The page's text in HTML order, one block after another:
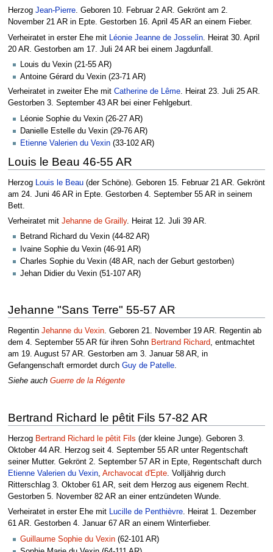
Herzog Jean-Pierre. Geboren 10. Februar 2 AR. Gekrönt am 2.
November 21 AR in Epte. Gestorben 16. April 45 AR an einem Fieber.
Verheiratet in erster Ehe mit
Léonie Jeanne de Josselin. Heirat 30. April
20 AR. Gestorben am 17. Juli 24 AR bei einem Jagdunfall.
Louis du Vexin (21-55 AR)
Antoine Gérard du Vexin (23-71 AR)
Verheiratet in zweiter Ehe mit Catherine de Lême. Heirat 23. Juli 25 AR.
Gestorben 3. September 43 AR bei einer Fehlgeburt.
Léonie Sophie du Vexin (26-27 AR)
Danielle Estelle du Vexin (29-76 AR)
Etienne Valerien du Vexin (33-102 AR)
Louis le Beau 46-55 AR
Herzog Louis le Beau(der Schöne). Geboren 15. Februar 21 AR. Gekrönt
am 24. Juni 46 AR in Epte. Gestorben 4. September 55 AR in seinem
Bett.
Verheiratet mit Jehanne de Grailly. Heirat 12. Juli 39 AR.
Betrand Richard du Vexin (44-82 AR)
Ivaine Sophie du Vexin (46-91 AR)
Charles Sophie du Vexin (48 AR, nach der Geburt gestorben)
Jehan Didier du Vexin (51-107 AR)
Jehanne "Sans Terre" 55-57 AR
Regentin Jehanne du Vexin. Geboren 21. November 19 AR. Regentin ab
dem 4. September 55 AR für ihren Sohn Bertrand Richard , entmachtet
am 19. August 57 AR. Gestorben am 3. Januar 58 AR, in
Gefangenschaft ermordet durch Guy de Patelle.
Siehe auch Guerre de la Régente
Bertrand Richard le pêtit Fils 57-82 AR
Herzog Bertrand Richard le pêtit Fils (der kleine Junge). Geboren 3.
Oktober 44 AR. Herzog seit 4. September 55 AR unter Regentschaft
seiner Mutter. Gekrönt 2. September 57 AR in Epte, Regentschaft durch
Etienne Valerien du Vexin, Archavocat d'Epte. Volljährig durch
Ritterschlag 3. Oktober 61 AR, seit dem Herzog aus eigenem Recht.
Gestorben 5. November 82 AR an einer entzündeten Wunde.
Verheiratet in erster Ehe mit Lucille de Penthièvre. Heirat 1. Dezember
61 AR. Gestorben 4. Januar 67 AR an einem Winterfieber.
Guillaume Sophie du Vexin (62-101 AR)